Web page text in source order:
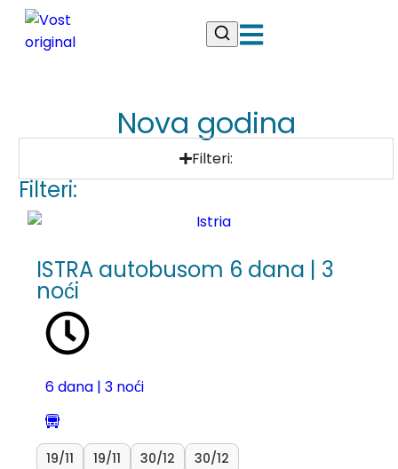
Nova godina
Filteri:
Filteri:
ISTRA autobusom 6 dana | 3
noći
6 dana | 3 noći
19/11 19/11 30/12 30/12